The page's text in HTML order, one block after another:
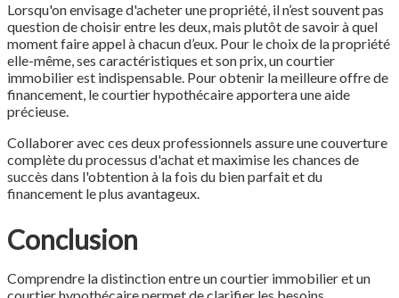
Lorsqu'on envisage d'acheter une propriété, il n’est souvent pas
question de choisir entre les deux, mais plutôt de savoir à quel
moment faire appel à chacun d’eux. Pour le choix de la propriété
elle-même, ses caractéristiques et son prix, un courtier
immobilier est indispensable. Pour obtenir la meilleure offre de
financement, le courtier hypothécaire apportera une aide
précieuse.
Collaborer avec ces deux professionnels assure une couverture
complète du processus d'achat et maximise les chances de
succès dans l'obtention à la fois du bien parfait et du
financement le plus avantageux.
Conclusion
Comprendre la distinction entre un courtier immobilier et un